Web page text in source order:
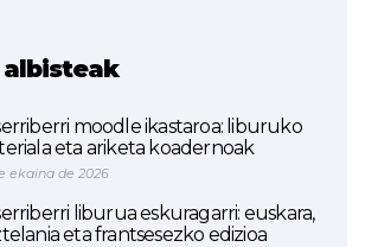
moodle ikastaroa: liburuko
eta ariketa koadernoak
ekaina de 2026
liburua eskuragarri: euskara,
eta frantsesezko edizioa